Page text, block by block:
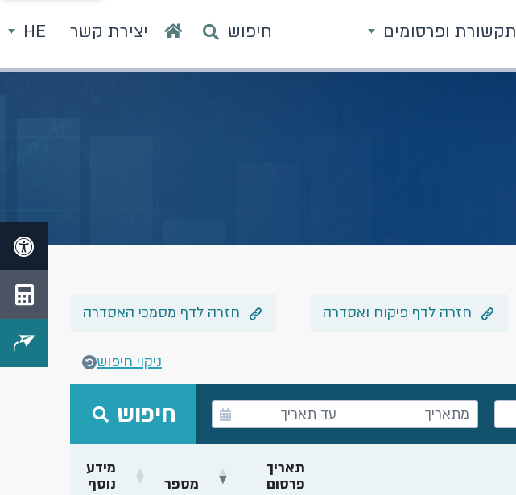
תקשורת ופרסומים חיפוש יצירת קשר HE
חזרה לדף פיקוח ואסדרה חזרה לדף מסמכי האסדרה
ניקוי חיפוש
חיפוש
תאריך
פרסום
מספר
מידע
נוסף